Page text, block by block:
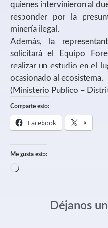
quienes intervinieron al
responder por la
minería ilegal.
Además, la
solicitará el Equipo
realizar un estudio en el
ocasionado al ecosistema.
(Ministerio Publico –
Comparte esto:
Facebook X
Me gusta esto:
Déjanos